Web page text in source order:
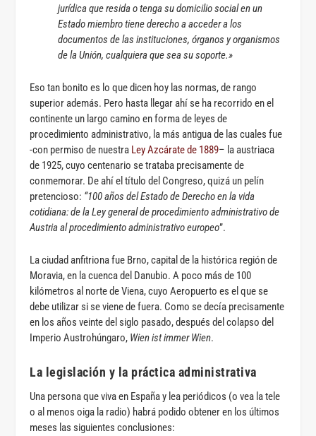
jurídica que resida o tenga su domicilio social en un
Estado miembro tiene derecho a acceder a los
documentos de las instituciones, órganos y organismos
de la Unión, cualquiera que sea su soporte.»
Eso tan bonito es lo que dicen hoy las normas, de rango
superior además. Pero hasta llegar ahí se ha recorrido en el
continente un largo camino en forma de leyes de
procedimiento administrativo, la más antigua de las cuales fue
-con permiso de nuestra Ley Azcárate de 1889– la austriaca
de 1925, cuyo centenario se trataba precisamente de
conmemorar. De ahí el título del Congreso, quizá un pelín
pretencioso: “100 años del Estado de Derecho en la vida
cotidiana: de la Ley general de procedimiento administrativo de
Austria al procedimiento administrativo europeo”.
La ciudad anfitriona fue Brno, capital de la histórica región de
Moravia, en la cuenca del Danubio. A poco más de 100
kilómetros al norte de Viena, cuyo Aeropuerto es el que se
debe utilizar si se viene de fuera. Como se decía precisamente
en los años veinte del siglo pasado, después del colapso del
Imperio Austrohúngaro, Wien ist immer Wien.
La legislación y la práctica administrativa
Una persona que viva en España y lea periódicos (o vea la tele
o al menos oiga la radio) habrá podido obtener en los últimos
meses las siguientes conclusiones: